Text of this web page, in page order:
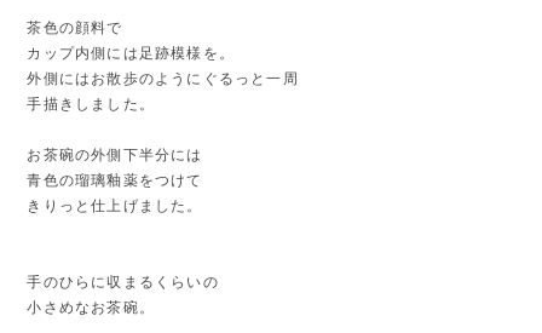
茶色の顔料で
カップ内側には足跡模様を。
外側にはお散歩のようにぐるっと一周
手描きしました。
お茶碗の外側下半分には
青色の瑠璃釉薬をつけて
きりっと仕上げました。
手のひらに収まるくらいの
小さめなお茶碗。